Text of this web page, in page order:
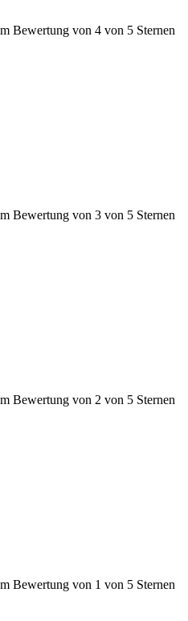
Bewertung von 4 von 5 Sternen
Bewertung von 3 von 5 Sternen
Bewertung von 2 von 5 Sternen
Bewertung von 1 von 5 Sternen